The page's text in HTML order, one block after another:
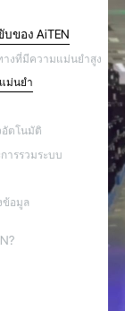
ของ AiTEN
างที่มีความแม่นยำสูง
ม่นยำ
อัตโนมัติ
ารรวมระบบ
ข้อมูล